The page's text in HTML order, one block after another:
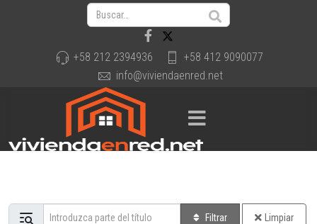
+58 212 2394936
+58 412 9090077
info@viviendaenred.net
Introduzca parte del título Filtrar Limpiar